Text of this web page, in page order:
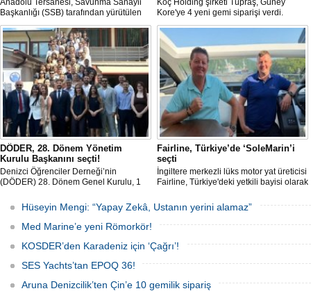
Anadolu Tersanesi, Savunma Sanayii
Başkanlığı (SSB) tarafından yürütülen
Endüstriyel Yetkinlik Değerlendirme ve
Destekleme Programı
(EYDEP)kapsamında, A Sertifikası
almaya hak kazanan ilk tersane oldu.
Koç Holding şirketi Tüpraş, Güney
Kore'ye 4 yeni gemi siparişi verdi.
Toplam yatırım tutarı 370 milyon doları
aşan, her biri yaklaşık 157.000 DWT
taşıma kapasitesine sahip tankerlerin
2029 yılı içerisinde teslim alınması
planlanıyor.
DÖDER, 28. Dönem Yönetim
Kurulu Başkanını seçti!
Denizci Öğrenciler Derneği’nin
(DÖDER) 28. Dönem Genel Kurulu, 1
Sanayicileri Birliği (GİSBİR) ev
sahipliğinde gerçekleştirildi.
Fairline, Türkiye’de ‘SoleMarin’i
seçti
İngiltere merkezli lüks motor yat üreticisi
Fairline, Türkiye'deki yetkili bayisi olarak
Hüseyin Mengi: “Yapay Zekâ, Ustanın yerini alamaz”
Med Marine’e yeni Römorkör!
KOSDER’den Karadeniz için ‘Çağrı’!
SES Yachts’tan EPOQ 36!
Aruna Denizcilik’ten Çin’e 10 gemilik sipariş